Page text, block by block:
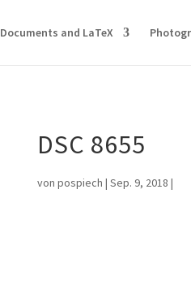
Documents and LaTeX
DSC 8655
von pospiech | Sep. 9, 2018 |